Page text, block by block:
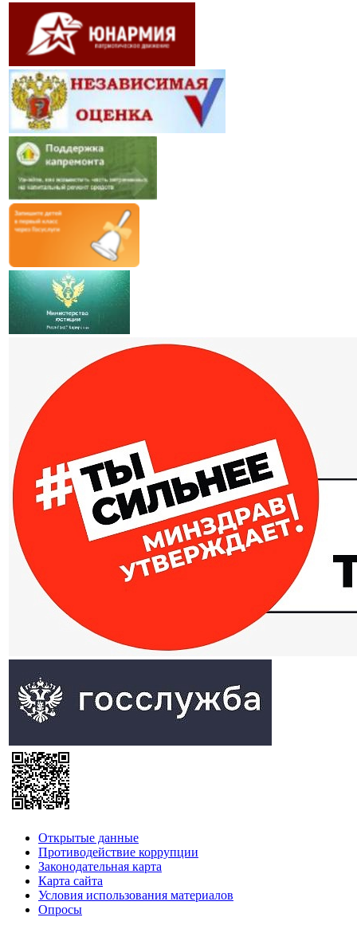
Открытые данные
Противодействие коррупции
Законодательная карта
Карта сайта
Условия использования материалов
Опросы